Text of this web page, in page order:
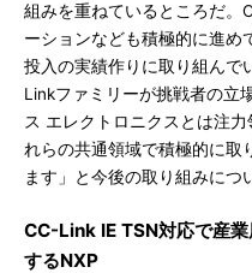
組みを重ねているところだ。
ーションなども積極的に進め
投入の実績作りに取り組んで
Linkファミリーが挑戦者の立
ス エレクトロニクスとは注
れらの共通領域で積極的に取
ます」と今後の取り組みにつ
CC-Link IE TSN対応で産
するNXP